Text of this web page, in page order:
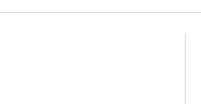
emocional,